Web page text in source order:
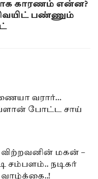
காரணம் என்ன?
பண்ணும்
வரார்…
போட்ட சாய்
விற்றவனின் மகன் –
சம்பளம்.. நடிகர்